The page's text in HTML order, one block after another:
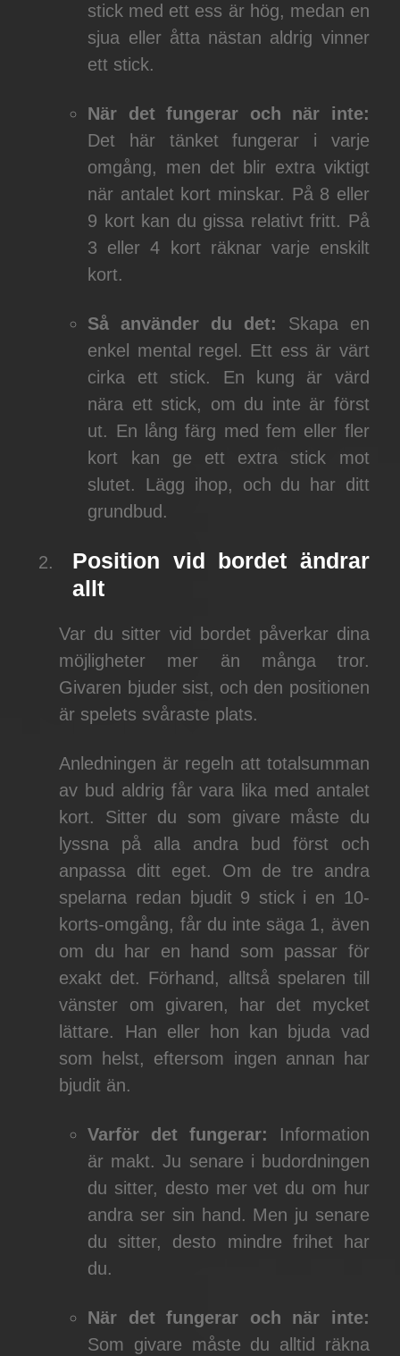
stick med ett ess är hög, medan en
sjua eller åtta nästan aldrig vinner
ett stick.
När det fungerar och när inte:
Det här tänket fungerar i varje
omgång, men det blir extra viktigt
när antalet kort minskar. På 8 eller
9 kort kan du gissa relativt fritt. På
3 eller 4 kort räknar varje enskilt
kort.
Så använder du det: Skapa en
enkel mental regel. Ett ess är värt
cirka ett stick. En kung är värd
nära ett stick, om du inte är först
ut. En lång färg med fem eller fler
kort kan ge ett extra stick mot
slutet. Lägg ihop, och du har ditt
grundbud.
Position vid bordet ändrar
allt
Var du sitter vid bordet påverkar dina
möjligheter mer än många tror.
Givaren bjuder sist, och den positionen
är spelets svåraste plats.
Anledningen är regeln att totalsumman
av bud aldrig får vara lika med antalet
kort. Sitter du som givare måste du
lyssna på alla andra bud först och
anpassa ditt eget. Om de tre andra
spelarna redan bjudit 9 stick i en 10-
korts-omgång, får du inte säga 1, även
om du har en hand som passar för
exakt det. Förhand, alltså spelaren till
vänster om givaren, har det mycket
lättare. Han eller hon kan bjuda vad
som helst, eftersom ingen annan har
bjudit än.
Varför det fungerar: Information
är makt. Ju senare i budordningen
du sitter, desto mer vet du om hur
andra ser sin hand. Men ju senare
du sitter, desto mindre frihet har
du.
När det fungerar och när inte:
Som givare måste du alltid räkna